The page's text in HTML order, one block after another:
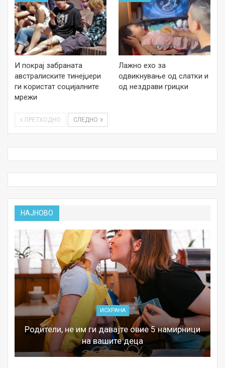
И покрај забраната
австралиските тинејџери
ги користат социјалните
мрежи
Лажно ехо за
одвикнување од слатки и
од нездрави грицки
ПРЕТХОДНО СЛЕДНО
НАЈНОВО
ИСХРАНА
Родители, не им ги давајте овие 5 намирници
на вашите деца